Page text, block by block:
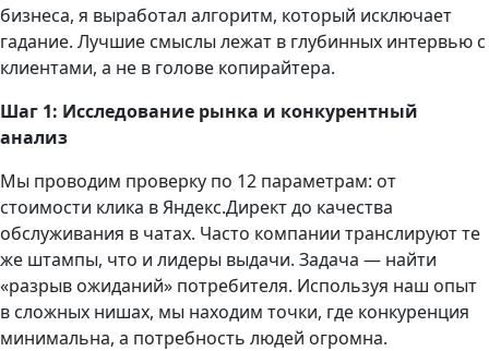
бизнеса, я выработал алгоритм, который исключает
гадание. Лучшие смыслы лежат в глубинных интервью с
клиентами, а не в голове копирайтера.
Шаг 1: Исследование рынка и конкурентный
анализ
Мы проводим проверку по 12 параметрам: от
стоимости клика в Яндекс.Директ до качества
обслуживания в чатах. Часто компании транслируют те
же штампы, что и лидеры выдачи. Задача — найти
«разрыв ожиданий» потребителя. Используя наш опыт
в сложных нишах, мы находим точки, где конкуренция
минимальна, а потребность людей огромна.